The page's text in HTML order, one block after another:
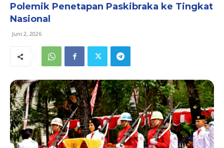
Polemik Penetapan Paskibraka ke Tingkat
Nasional
Juni 2, 2026